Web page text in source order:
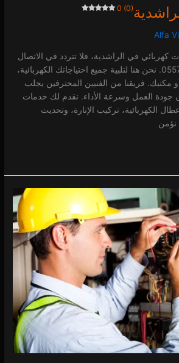
0 (0)
Alfa
في الراشدية، فلا تتردد في الاتصال
بنا على الرقم 0557714476. نحن هنا لتلبية جميع احتياجاتك الكهربائية،
فريقنا من الفنيين المحترفين يجلب
جودة العمل وسرعة الأداء. نقدم لك خدمات
الكهربائية، تركيب الإنارة، وتحديث
نؤمن